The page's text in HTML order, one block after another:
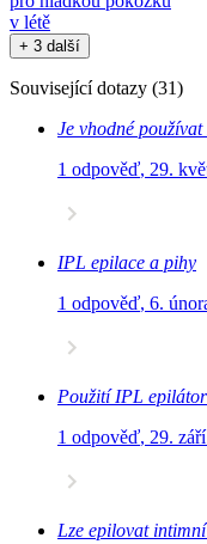
v létě
+ 3 další
Související dotazy (31)
Je vhodné
1 odpověď, 29.
IPL epilace a pihy
1 odpověď, 6.
Použití IPL
1 odpověď, 29.
Lze epilovat